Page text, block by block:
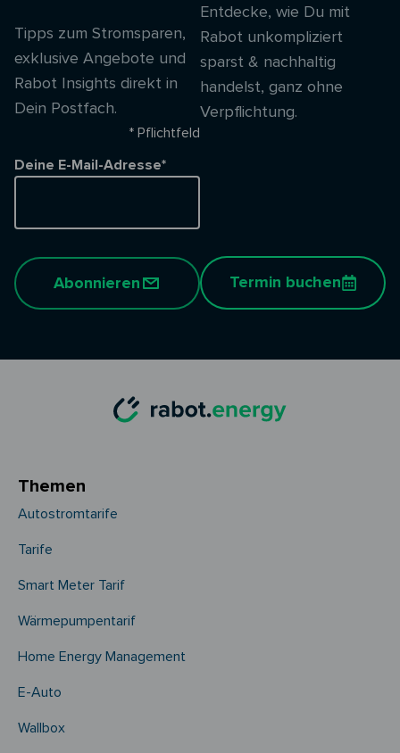
Tipps zum Stromsparen,
exklusive Angebote und
Rabot Insights direkt in
Dein Postfach.
* Pflichtfeld
Deine E-Mail-Adresse*
Abonnieren
Entdecke, wie Du mit
Rabot unkompliziert
sparst & nachhaltig
handelst, ganz ohne
Verpflichtung.
Termin buchen
Themen
Autostromtarife
Tarife
Smart Meter Tarif
Wärmepumpentarif
Home Energy Management
E-Auto
Wallbox